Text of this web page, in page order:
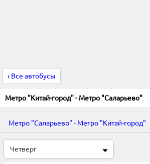
‹ Все автобусы
Метро "Китай-город" - Метро "Саларьево"
Метро "Саларьево" - Метро "Китай-город"